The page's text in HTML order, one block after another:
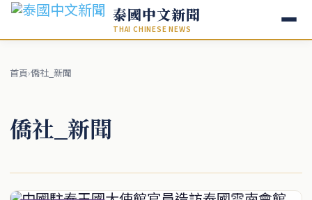
泰國中文新聞
THAI CHINESE NEWS
首頁›僑社_新聞
僑社_新聞